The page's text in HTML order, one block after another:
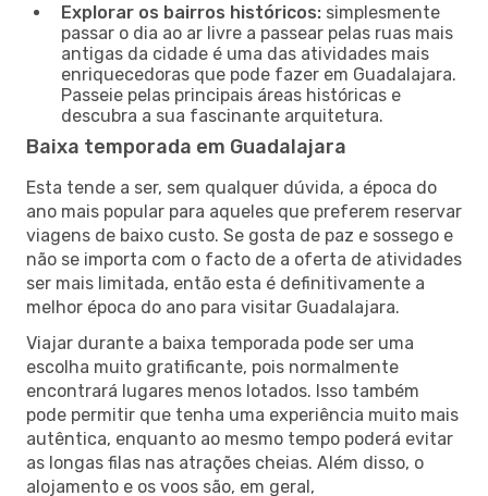
Explorar os bairros históricos: simplesmente
passar o dia ao ar livre a passear pelas ruas mais
antigas da cidade é uma das atividades mais
enriquecedoras que pode fazer em Guadalajara.
Passeie pelas principais áreas históricas e
descubra a sua fascinante arquitetura.
Baixa temporada em Guadalajara
Esta tende a ser, sem qualquer dúvida, a época do
ano mais popular para aqueles que preferem reservar
viagens de baixo custo. Se gosta de paz e sossego e
não se importa com o facto de a oferta de atividades
ser mais limitada, então esta é definitivamente a
melhor época do ano para visitar Guadalajara.
Viajar durante a baixa temporada pode ser uma
escolha muito gratificante, pois normalmente
encontrará lugares menos lotados. Isso também
pode permitir que tenha uma experiência muito mais
autêntica, enquanto ao mesmo tempo poderá evitar
as longas filas nas atrações cheias. Além disso, o
alojamento e os voos são, em geral,